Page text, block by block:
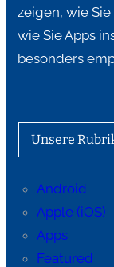
zeigen, wie
wie Sie Apps
besonders
Unsere
Android
Apple (iOS)
Apps
Featured